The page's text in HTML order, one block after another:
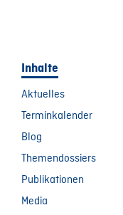
Inhalte
Aktuelles
Terminkalender
Blog
Themendossiers
Publikationen
Media